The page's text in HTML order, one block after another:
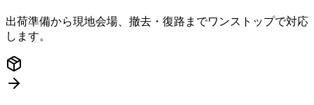
出荷準備から現地会場、撤去・復路までワンストップで対応
します。